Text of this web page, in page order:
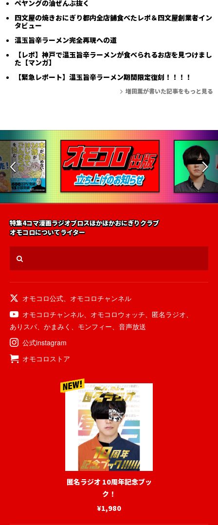
ペヤングの油ぜんぶ抜く
四文屋の焼きおにぎり都内全店舗食べたレポ＆四文屋創業者イン
タビュー
温玉旨辛ラーメン完全再現への道
【レポ】神戸で温玉旨辛ラーメンが食べられるお店を見つけまし
た【マンガ】
【緊急レポート】温玉旨辛ラーメン期間限定復刻！！！！
増田薫が書いた記事をもっと見る
特集4コマ漫画ラジオブロスほかほかおにぎりクラブ
オモコロについてライター
オモコロ公式
オモコロチャンネル
オモコロチャンネル
オモコロウォッチ 匿名ラジオ
ありスパ
かまみく モンフィー
音声放送
公式instagram
オモコロストア
匿名ラジオ 10周年記念ブッ
ク！
¥1,980